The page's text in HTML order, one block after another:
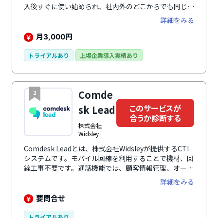
入後すぐに使い始められ、社内外のどこからでも同じ環
境で通話が可能です。既存の電話環境の切り替え、リモ
ートワークやコールセンター、営業部門、新規事業部な
ど、幅広い用途で活用されています。迷惑電話フィルタ
短時間で把握できます。通話内容をもとに自動ラベリン
作業負荷軽減、業務効率の向上が期待できます。また、
通信の暗号化やIPアドレス制限など、安定した運用と安
全な情報管理で、日々の電話業務を支えます。
詳細をみる
月3,000円
トライアルあり 上場企業導入実績あり
2
Comde
sk Lead
株式会社
Widsley
このサービスが
合うか診断する
Comdesk Leadとは、株式会社Widsleyが提供するCTI
システムです。モバイル回線を利用することで機材、回
線工事不要です。通話機能では、顧客情報管理、オート
コールモード、禁止番号登録、マイボックス、全通話録
音再生、ピンポイント再コールなど多数の機能を搭載。
また、外出先でのテレアポ、リスト管理、システムカス
詳細をみる
要問合せ